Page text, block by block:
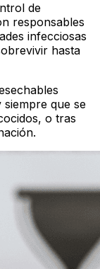
de
responsables
infecciosas
hasta
que se
o tras